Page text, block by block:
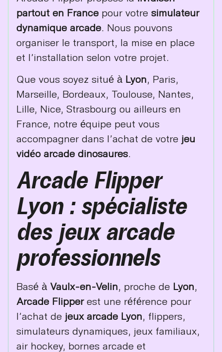
partout en France pour votre simulateur
dynamique arcade . Nous pouvons
organiser le transport, la mise en place
et l’installation selon votre projet.
Que vous soyez situé à Lyon, Paris,
Marseille, Bordeaux, Toulouse, Nantes,
Lille, Nice, Strasbourg ou ailleurs en
France, notre équipe peut vous
accompagner dans l’achat de votre jeu
vidéo arcade dinosaures.
Arcade Flipper
Lyon : spécialiste
des jeux arcade
professionnels
Basé à Vaulx-en-Velin, proche de Lyon,
Arcade Flipperest une référence pour
l’achat de jeux arcade Lyon, flippers,
simulateurs dynamiques, jeux familiaux,
air hockey, bornes arcade et